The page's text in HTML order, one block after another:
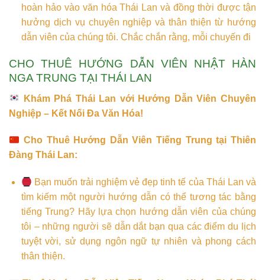
hoàn hảo vào văn hóa Thái Lan và đồng thời được tận
hưởng dịch vụ chuyên nghiệp và thân thiện từ hướng
dẫn viên của chúng tôi. Chắc chắn rằng, mỗi chuyến đi
CHO THUÊ HƯỚNG DẪN VIÊN NHẬT HÀN
NGA TRUNG TẠI THÁI LAN
Khám Phá Thái Lan với Hướng Dẫn Viên Chuyên
Nghiệp – Kết Nối Đa Văn Hóa!
Cho Thuê Hướng Dẫn Viên Tiếng Trung tại Thiên
Đàng Thái Lan:
Bạn muốn trải nghiệm vẻ đẹp tinh tế của Thái Lan và
tìm kiếm một người hướng dẫn có thể tương tác bằng
tiếng Trung? Hãy lựa chọn hướng dẫn viên của chúng
tôi – những người sẽ dẫn dắt bạn qua các điểm du lịch
tuyệt vời, sử dụng ngôn ngữ tự nhiên và phong cách
thân thiện.